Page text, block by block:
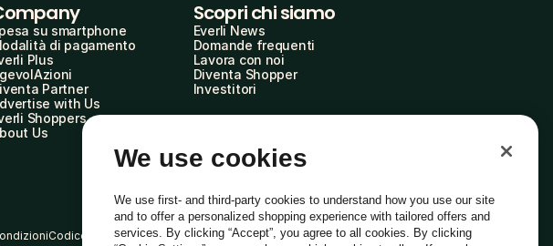
su smartphone
di pagamento
Plus
Partner
with Us
Shoppers
Us
Scopri chi siamo
Everli News
Domande frequenti
Lavora con noi
Diventa Shopper
Investitori
Codice Etico
We use cookies
We use first- and third-party cookies to understand how you use our site
and to offer a personalized shopping experience with tailored offers and
services. By clicking “Accept”, you agree to all cookies. By clicking